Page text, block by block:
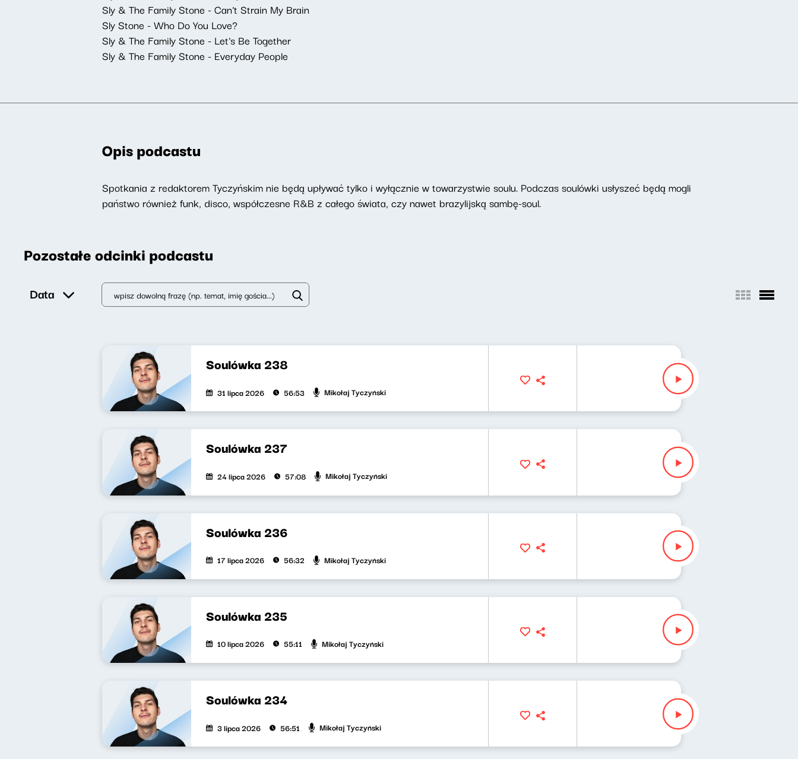
Sly & The Family Stone - Can't Strain My Brain
Sly Stone - Who Do You Love?
Sly & The Family Stone - Let's Be Together
Sly & The Family Stone - Everyday People
Opis podcastu
Spotkania z redaktorem Tyczyńskim nie będą upływać tylko i wyłącznie w towarzystwie soulu. Podczas soulówki usłyszeć będą mogli
państwo również funk, disco, współczesne R&B z całego świata, czy nawet brazylijską sambę-soul.
Pozostałe odcinki podcastu
Data
Soulówka 238
31 lipca 2026 56:53 Mikołaj Tyczyński
Soulówka 237
24 lipca 2026 57:08 Mikołaj Tyczyński
Soulówka 236
17 lipca 2026 56:32 Mikołaj Tyczyński
Soulówka 235
10 lipca 2026 55:11 Mikołaj Tyczyński
Soulówka 234
3 lipca 2026 56:51 Mikołaj Tyczyński